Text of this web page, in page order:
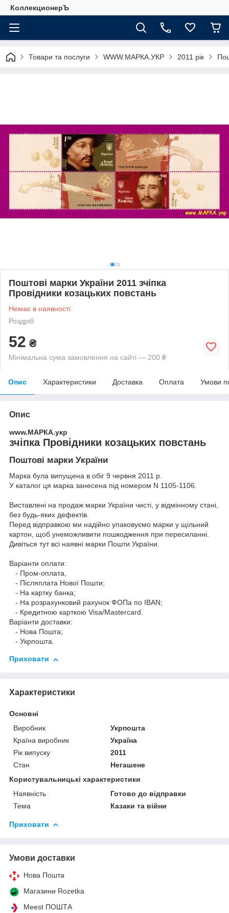
КоллекционерЪ
Товари та послуги WWW.МАРКА.УКР 2011 рік
Поштові марки України 2011 зчіпка
Провідники козацьких повстань
Немає в наявності
Роздріб
52 ₴
Мінімальна сума замовлення на сайті — 200 ₴
Опис Характеристики Доставка Оплата Умови
Опис
www.МАРКА.укр
зчіпка Провідники козацьких повстань
Поштові марки України
Марка була випущена в обіг 9 червня 2011 р.
У каталог ця марка занесена під номером N 1105-1106.
Виставлені на продаж марки України чисті, у відмінному стані,
без будь-яких дефектів.
Перед відправкою ми надійно упаковуємо марки у щільний
картон, щоб унеможливити пошкодження при пересиланні.
Дивіться тут всі наявні марки Пошти України.
Варіанти оплати:
- Пром-оплата,
- Післяплата Нової Пошти;
- На картку банка;
- На розрахунковий рахунок ФОПа по IBAN;
- Кредитною карткою Visa/Mastercard.
Варіанти доставки:
- Нова Пошта;
- Укрпошта.
Приховати
Характеристики
Основні
Виробник
Укрпошта
Країна виробник
Україна
Рік випуску
2011
Стан
Негашене
Користувальницькі характеристики
Наявність
Готово до відправки
Тема
Казаки та війни
Приховати
Умови доставки
Нова Пошта
Магазини Rozetka
Meest ПОШТА